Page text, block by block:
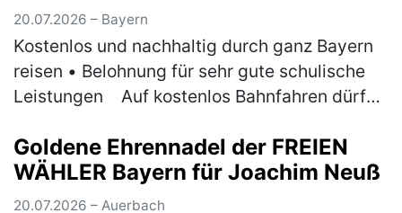
20.07.2026 – Bayern
Kostenlos und nachhaltig durch ganz Bayern
reisen • Belohnung für sehr gute schulische
Leistungen ￼Auf kostenlos Bahnfahren dürfen
wieder Bayerns 1er-Schül…(mehr)
Goldene Ehrennadel der FREIEN
WÄHLER Bayern für Joachim Neuß
20.07.2026 – Auerbach